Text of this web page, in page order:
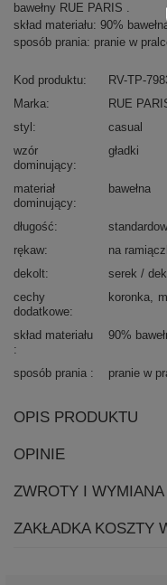
bawełny RUE PARIS .
skład materiału: 90%
sposób prania: pranie w
Kod produktu
RV-TP-
Marka
RUE
styl
casual
wzór
dominujący
gładki
materiał
dominujący
bawełna
długość
rękaw
na
dekolt
serek /
cechy
dodatkowe
koronka
skład materiału 90%
sposób prania pranie w
OPIS PRODUKTU
OPINIE
ZWROTY I WYMIANA
ZAKŁADKA KOSZTY